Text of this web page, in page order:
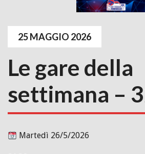
25 MAGGIO 2026
Le gare della
settimana –
Martedì 26/5/2026